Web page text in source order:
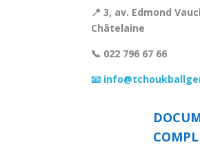
📍 3, av. Edmond
Châtelaine
📞 022 796 67 66
📧